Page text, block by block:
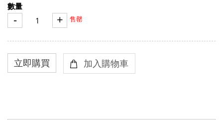
數量
- + 售罄